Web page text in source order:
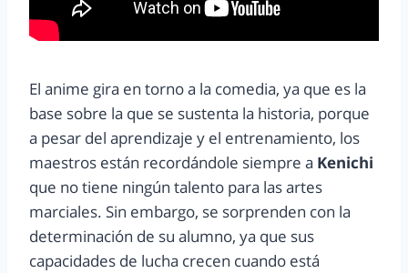
El anime gira en torno a la comedia, ya que es la
base sobre la que se sustenta la historia, porque
a pesar del aprendizaje y el entrenamiento, los
maestros están recordándole siempre a Kenichi
que no tiene ningún talento para las artes
marciales. Sin embargo, se sorprenden con la
determinación de su alumno, ya que sus
capacidades de lucha crecen cuando está